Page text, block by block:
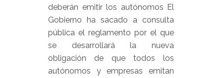
deberán emitir los autónomos El
Gobierno ha sacado a consulta
pública el reglamento por el que
se desarrollará la nueva
obligación de que todos los
autónomos y empresas emitan